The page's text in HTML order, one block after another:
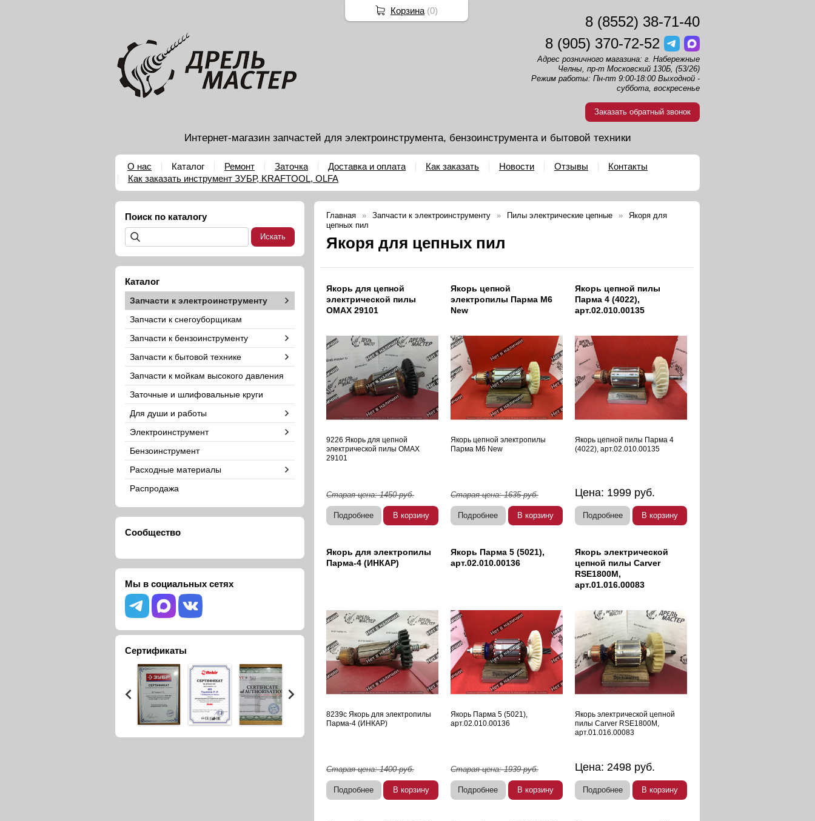
8 (8552) 38-71-40
8 (905) 370-72-52
Адрес розничного магазина: г. Набережные
Челны, пр-т Московский 130Б, (53/26)
Режим работы: Пн-пт 9:00-18:00 Выходной -
суббота, воскресенье
Заказать обратный звонок
Интернет-магазин запчастей для электроинструмента, бензоинструмента и бытовой техники
О нас Каталог Ремонт Заточка Доставка и оплата Как заказать Новости Отзывы
Контакты
Как заказать инструмент ЗУБР, KRAFTOOL, OLFA
Поиск по каталогу
Каталог
Запчасти к электроинструменту
Запчасти к снегоуборщикам
Запчасти к бензоинструменту
Запчасти к бытовой технике
Запчасти к мойкам высокого давления
Заточные и шлифовальные круги
Для души и работы
Электроинструмент
Бензоинструмент
Расходные материалы
Распродажа
Сообщество
Мы в социальных сетях
Сертификаты
Главная Запчасти к электроинструменту Пилы электрические цепные
Якоря для
цепных пил
Якоря для цепных пил
Якорь для цепной
электрической пилы
OMAX 29101
9226 Якорь для цепной
электрической пилы OMAX
29101
Старая цена:1450руб.
Подробнее В корзину
Якорь цепной
электропилы Парма М6
New
Якорь цепной электропилы
Парма М6 New
Старая цена:1635руб.
Подробнее В корзину
Якорь цепной пилы
Парма 4 (4022),
арт.02.010.00135
Якорь цепной пилы Парма 4
(4022), арт.02.010.00135
Цена: 1999 руб.
Подробнее В корзину
Якорь для электропилы
Парма-4 (ИНКАР)
8239с Якорь для электропилы
Парма-4 (ИНКАР)
Старая цена:1400руб.
Подробнее В корзину
Якорь Парма 5 (5021),
арт.02.010.00136
Якорь Парма 5 (5021),
арт.02.010.00136
Старая цена:1939руб.
Подробнее В корзину
Якорь электрической
цепной пилы Carver
RSE1800M,
арт.01.016.00083
Якорь электрической цепной
пилы Carver RSE1800M,
арт.01.016.00083
Цена:2498 руб.
Подробнее В корзину
Корзина (0)